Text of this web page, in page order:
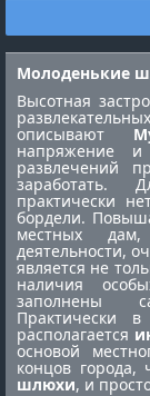
Молоденькие
Высотная
описывают
напряжение и
развлечений
заработать.
практически
бордели.
местных
деятельности,
является не
наличия
заполнены
Практически
располагается
основой
концов города,
шлюхи, и